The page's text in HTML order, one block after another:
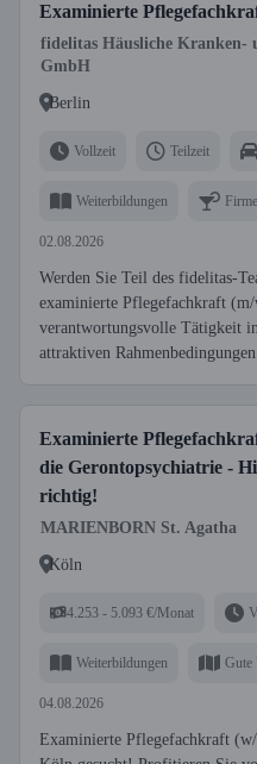
Examinierte
fidelitas Häusliche Kranken-
GmbH
Berlin
Vollzeit Teilzeit
Weiterbildungen
02.08.2026
Werden Sie Teil des fidelitas-
examinierte Pflegefachkraft
verantwortungsvolle Tätigkeit
attraktiven
Examinierte
die Gerontopsychiatrie -
richtig!
MARIENBORN St. Agatha
Köln
4.253 - 5.093 €/Monat
Weiterbildungen Gute
04.08.2026
Examinierte Pflegefachkraft